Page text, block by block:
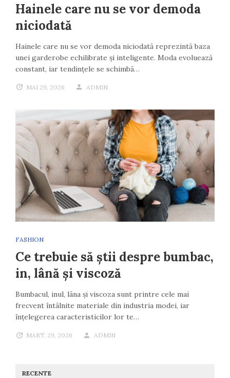
Hainele care nu se vor demoda
niciodată
Hainele care nu se vor demoda niciodată reprezintă baza
unei garderobe echilibrate și inteligente. Moda evoluează
constant, iar tendințele se schimbă…
MAI 29, 2026 ADMIN
FASHION
Ce trebuie să știi despre bumbac,
in, lână și viscoză
Bumbacul, inul, lâna și viscoza sunt printre cele mai
frecvent întâlnite materiale din industria modei, iar
înțelegerea caracteristicilor lor te…
MART. 29, 2026 ADMIN
RECENTE